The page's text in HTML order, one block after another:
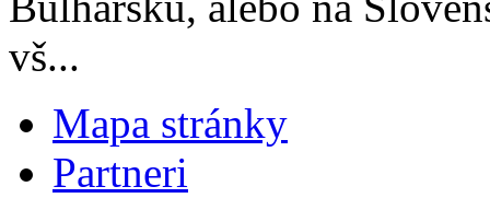
vš...
Mapa stránky
Partneri